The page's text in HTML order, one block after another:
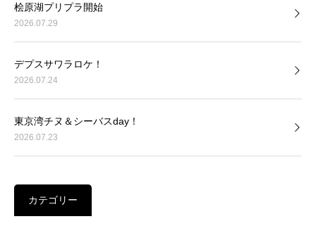
桧原湖プリプラ開始
2026.07.29
デプスサワラロケ！
2026.07.24
東京湾チヌ＆シーバスday！
2026.07.23
カテゴリー